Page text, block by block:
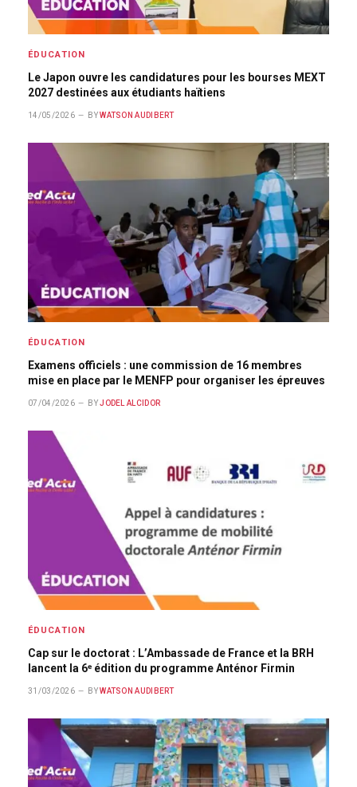
ÉDUCATION
Le Japon ouvre les candidatures pour les bourses MEXT
2027 destinées aux étudiants haïtiens
14/05/2026 BY WATSON AUDIBERT
ÉDUCATION
Examens officiels : une commission de 16 membres
mise en place par le MENFP pour organiser les épreuves
07/04/2026 BY JODEL ALCIDOR
ÉDUCATION
Cap sur le doctorat : L’Ambassade de France et la BRH
lancent la 6ᵉ édition du programme Anténor Firmin
31/03/2026 BY WATSON AUDIBERT